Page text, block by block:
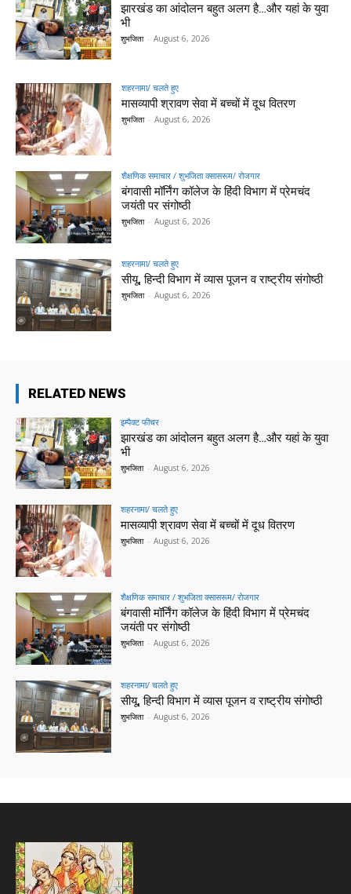
झारखंड का आंदोलन बहुत अलग है…और यहां के युवा
भी
शुभजिता - August 6, 2026
शहरनामा/ चलते हुए
मासव्यापी श्रावण सेवा में बच्चों में दूध वितरण
शुभजिता - August 6, 2026
शैक्षणिक समाचार / शुभजिता क्सासरूम/ रोजगार
बंगवासी मॉर्निंग कॉलेज के हिंदी विभाग में प्रेमचंद
जयंती पर संगोष्ठी
शुभजिता - August 6, 2026
शहरनामा/ चलते हुए
सीयू, हिन्दी विभाग में व्यास पूजन व राष्ट्रीय संगोष्ठी
शुभजिता - August 6, 2026
RELATED NEWS
इम्पैक्ट फीचर
झारखंड का आंदोलन बहुत अलग है…और यहां के युवा
भी
शुभजिता - August 6, 2026
शहरनामा/ चलते हुए
मासव्यापी श्रावण सेवा में बच्चों में दूध वितरण
शुभजिता - August 6, 2026
शैक्षणिक समाचार / शुभजिता क्सासरूम/ रोजगार
बंगवासी मॉर्निंग कॉलेज के हिंदी विभाग में प्रेमचंद
जयंती पर संगोष्ठी
शुभजिता - August 6, 2026
शहरनामा/ चलते हुए
सीयू, हिन्दी विभाग में व्यास पूजन व राष्ट्रीय संगोष्ठी
शुभजिता - August 6, 2026